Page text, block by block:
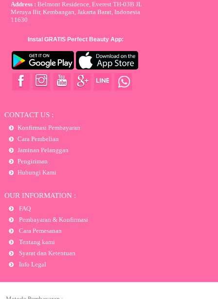
Address : Belmont Residence, Everest TH-03B JL
Meruya Ilir, Kembangan, Jakarta Barat, Indonesia
11630
Instal GRATIS Perfect Beauty App:
CONTACT US :
Konfirmasi Pembayaran
Cara Pembelian
Jaminan Pelanggan
Pengiriman
Hubungi Kami
OUR INFORMATION :
FAQ
Pembayaran & Konfirmasi
Cara Pemesanan
Tentang kami
Syarat dan Ketentuan
Info Legal